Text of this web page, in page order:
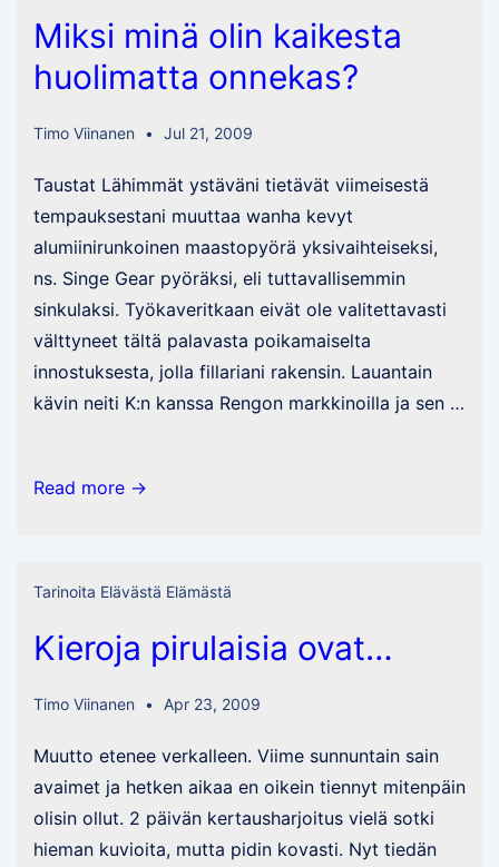
menty
sopimaan?
Miksi minä olin kaikesta
huolimatta onnekas?
Timo Viinanen Jul 21, 2009
Taustat Lähimmät ystäväni tietävät viimeisestä
tempauksestani muuttaa wanha kevyt
alumiinirunkoinen maastopyörä yksivaihteiseksi,
ns. Singe Gear pyöräksi, eli tuttavallisemmin
sinkulaksi. Työkaveritkaan eivät ole valitettavasti
välttyneet tältä palavasta poikamaiselta
innostuksesta, jolla fillariani rakensin. Lauantain
kävin neiti K:n kanssa Rengon markkinoilla ja sen …
Miksi
kaikesta
onnekas?
Read more →
Tarinoita Elävästä Elämästä
Kieroja pirulaisia ovat…
Timo Viinanen Apr 23, 2009
Muutto etenee verkalleen. Viime sunnuntain sain
avaimet ja hetken aikaa en oikein tiennyt mitenpäin
olisin ollut. 2 päivän kertausharjoitus vielä sotki
hieman kuvioita, mutta pidin kovasti. Nyt tiedän